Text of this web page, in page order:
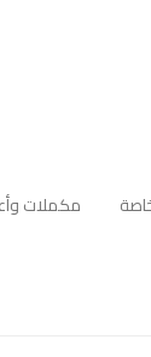
مكملات